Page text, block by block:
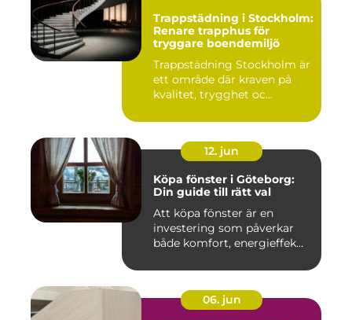
Trappstädning i Stockholm:
Renare trapphus för
tryggare boendemiljö
Trappstädning Stockholm är
ett område där kraven på
kvalitet, trygghet oc...
12. jun
Köpa fönster i Göteborg:
Din guide till rätt val
Att köpa fönster är en
investering som påverkar
både komfort, energieffek...
06. jun